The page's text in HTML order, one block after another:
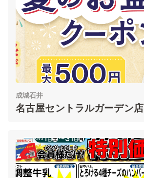
成城石井
名古屋セントラルガーデン店